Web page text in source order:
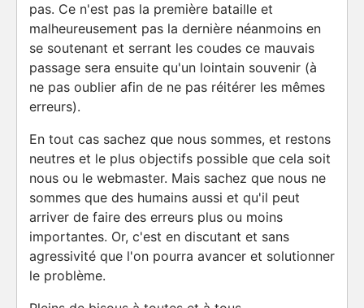
pas. Ce n'est pas la première bataille et
malheureusement pas la dernière néanmoins en
se soutenant et serrant les coudes ce mauvais
passage sera ensuite qu'un lointain souvenir (à
ne pas oublier afin de ne pas réitérer les mêmes
erreurs).
En tout cas sachez que nous sommes, et restons
neutres et le plus objectifs possible que cela soit
nous ou le webmaster. Mais sachez que nous ne
sommes que des humains aussi et qu'il peut
arriver de faire des erreurs plus ou moins
importantes. Or, c'est en discutant et sans
agressivité que l'on pourra avancer et solutionner
le problème.